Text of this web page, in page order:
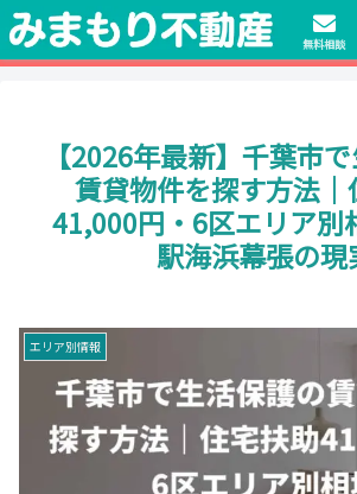
初期費用無料物件や保証人不要の物件も豊富にご
請・手続きサポート付き！
【2026年最新】千葉市
賃貸物件を探す方法
41,000円・6区エリア別
駅海浜幕張の現
エリア別情報
無料相談